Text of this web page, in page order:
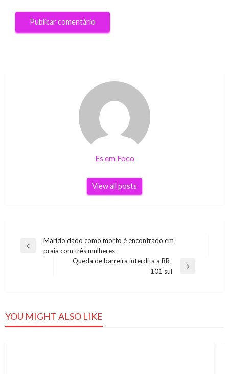
Es em Foco
View all posts
Navegação
Previous
Marido dado como morto é encontrado em
praia com três mulheres
Queda de barreira interdita a BR-
101 sul
YOU MIGHT ALSO LIKE